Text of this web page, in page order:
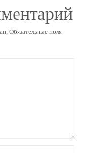
Обязательные поля